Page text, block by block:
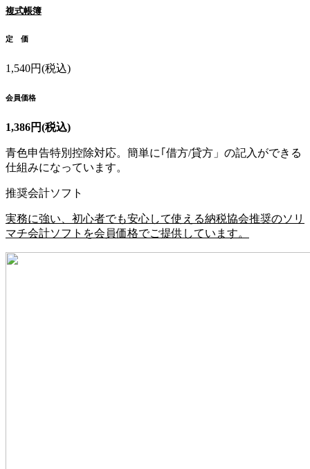
複式帳簿
定 価
1,540円(税込)
会員価格
1,386円(税込)
青色申告特別控除対応。簡単に｢借方/貸方」の記入ができる
仕組みになっています。
推奨会計ソフト
実務に強い、初心者でも安心して使える納税協会推奨のソリ
マチ会計ソフトを会員価格でご提供しています。